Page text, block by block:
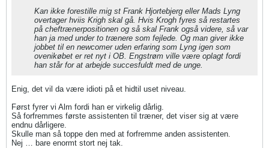
Kan ikke forestille mig st Frank Hjortebjerg eller Mads Lyng
overtager hviis Krigh skal gå. Hvis Krogh fyres så restartes
på cheftrænerpositionen og så skal Frank også videre, så var
han ja med under to trænere som fejlede. Og man giver ikke
jobbet til en newcomer uden erfaring som Lyng igen som
ovenikøbet er ret nyt i OB. Engstrøm ville være oplagt fordi
han står for at arbejde succesfuldt med de unge.
Enig, det vil da være idioti på et hidtil uset niveau.
Først fyrer vi Alm fordi han er virkelig dårlig.
Så forfremmes første assistenten til træner, det viser sig at være
endnu dårligere.
Skulle man så toppe den med at forfremme anden assistenten.
Nej … bare enormt stort nej tak.